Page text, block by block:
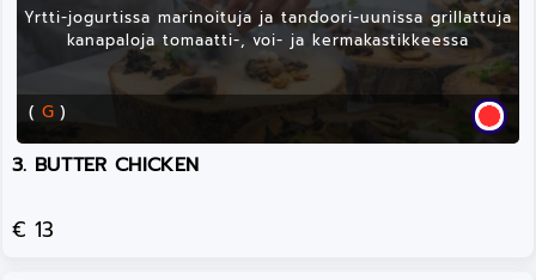
Yrtti-jogurtissa marinoituja ja tandoori-uunissa grillattuja
kanapaloja tomaatti-, voi- ja kermakastikkeessa
( G )
3. BUTTER CHICKEN
€ 13